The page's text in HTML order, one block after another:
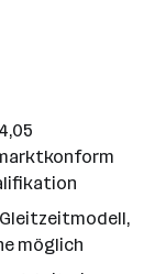
möglich